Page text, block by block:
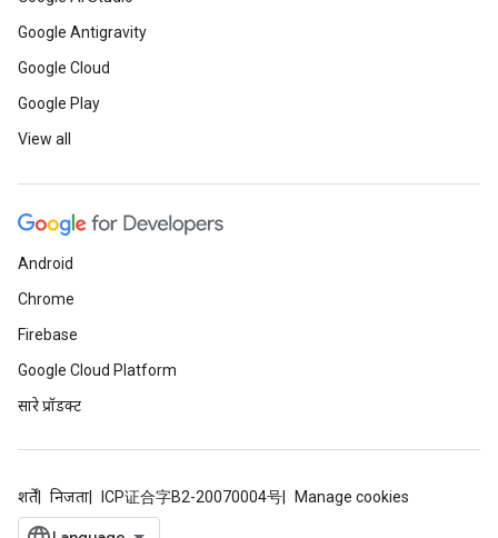
Google Antigravity
Google Cloud
Google Play
View all
Android
Chrome
Firebase
Google Cloud Platform
सारे प्रॉडक्ट
शर्तें निजता ICP证合字B2-20070004号 Manage cookies